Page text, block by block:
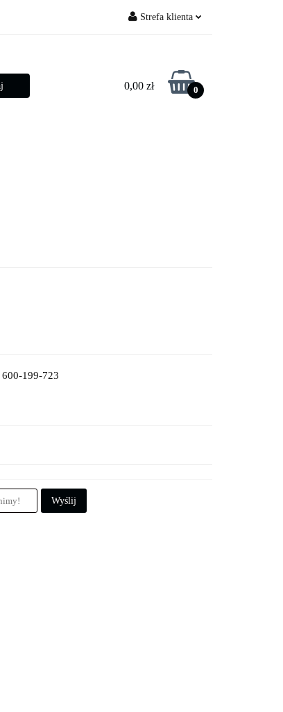
Strefa klienta
Zarejestruj się
Dodaj zgłoszenie
0,00 zł 0
199-723
Wyślij